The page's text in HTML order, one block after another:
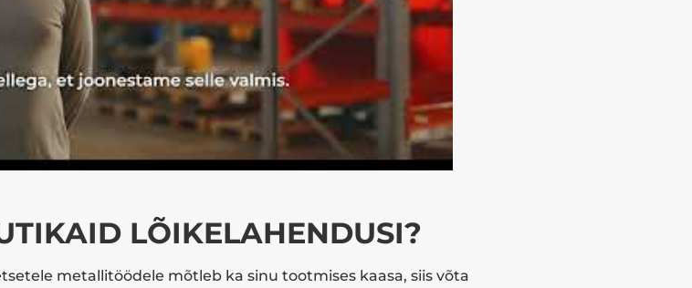
LÕIKELAHENDUSI?
metallitöödele mõtleb ka sinu tootmises kaasa, siis võta